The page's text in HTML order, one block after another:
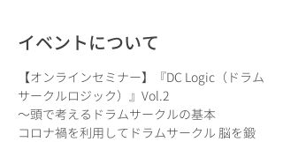
イベントについて
【オンラインセミナー】『DC Logic（ドラム
サークルロジック）』Vol.2
〜頭で考えるドラムサークルの基本
コロナ禍を利用してドラムサークル 脳を鍛